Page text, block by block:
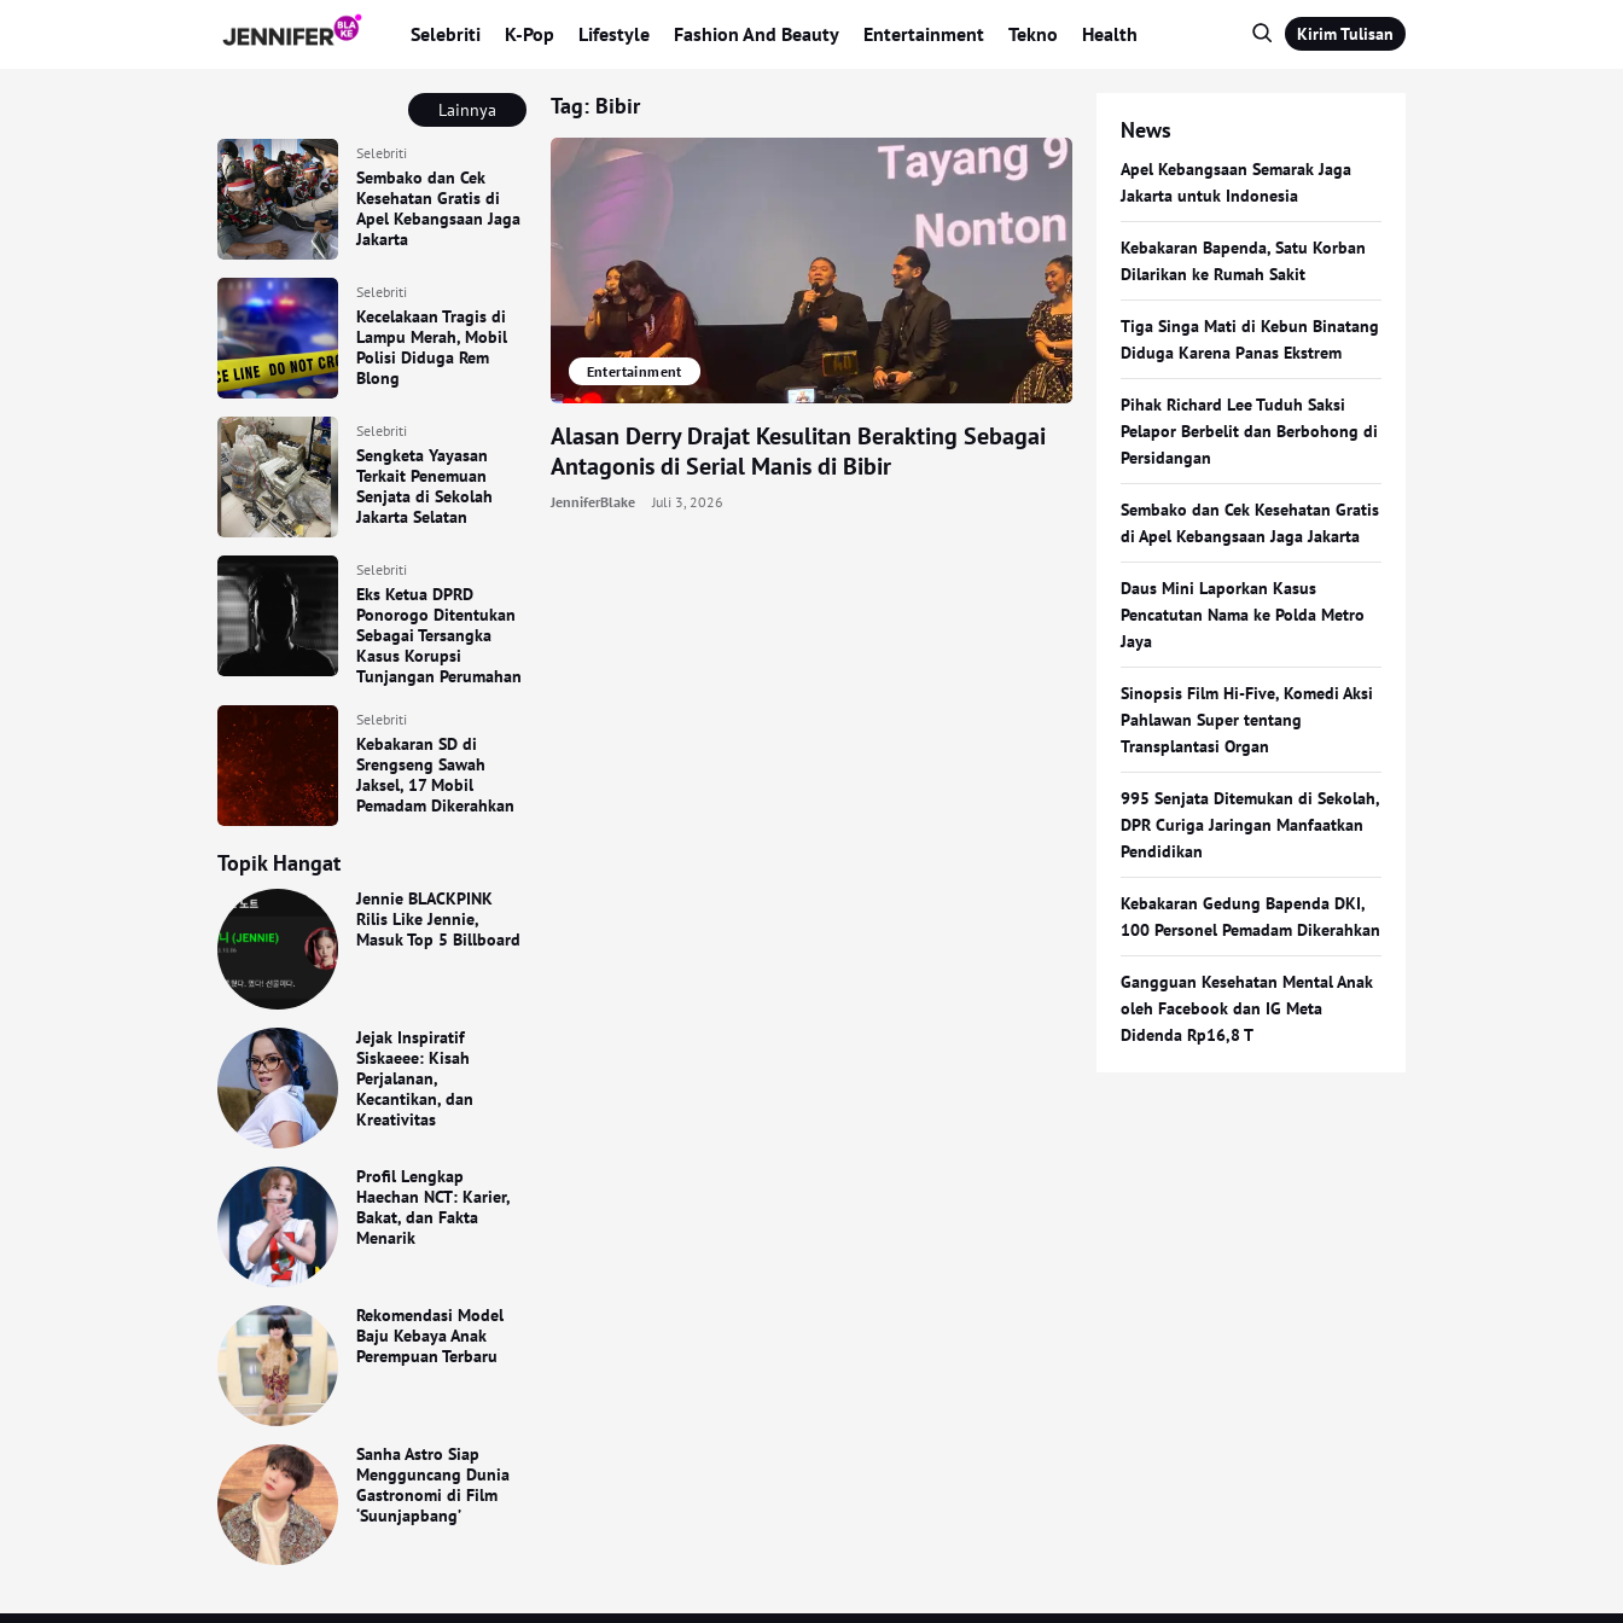
Selebriti K-Pop Lifestyle Fashion And Beauty Entertainment Tekno Health Kirim Tulisan
Lainnya
Selebriti
Sembako dan Cek
Kesehatan Gratis di
Apel Kebangsaan Jaga
Jakarta
Selebriti
Kecelakaan Tragis di
Lampu Merah, Mobil
Polisi Diduga Rem
Blong
Selebriti
Sengketa Yayasan
Terkait Penemuan
Senjata di Sekolah
Jakarta Selatan
Selebriti
Eks Ketua DPRD
Ponorogo Ditentukan
Sebagai Tersangka
Kasus Korupsi
Tunjangan Perumahan
Selebriti
Kebakaran SD di
Srengseng Sawah
Jaksel, 17 Mobil
Pemadam Dikerahkan
Topik Hangat
Jennie BLACKPINK
Rilis Like Jennie,
Masuk Top 5 Billboard
Jejak Inspiratif
Siskaeee: Kisah
Perjalanan,
Kecantikan, dan
Kreativitas
Profil Lengkap
Haechan NCT: Karier,
Bakat, dan Fakta
Menarik
Rekomendasi Model
Baju Kebaya Anak
Perempuan Terbaru
Sanha Astro Siap
Mengguncang Dunia
Gastronomi di Film
‘Suunjapbang’
Tag: Bibir
Entertainment
Alasan Derry Drajat Kesulitan Berakting Sebagai
Antagonis di Serial Manis di Bibir
JenniferBlake Juli 3, 2026
News
Apel Kebangsaan Semarak Jaga
Jakarta untuk Indonesia
Kebakaran Bapenda, Satu Korban
Dilarikan ke Rumah Sakit
Tiga Singa Mati di Kebun Binatang
Diduga Karena Panas Ekstrem
Pihak Richard Lee Tuduh Saksi
Pelapor Berbelit dan Berbohong di
Persidangan
Sembako dan Cek Kesehatan Gratis
di Apel Kebangsaan Jaga Jakarta
Daus Mini Laporkan Kasus
Pencatutan Nama ke Polda Metro
Jaya
Sinopsis Film Hi-Five, Komedi Aksi
Pahlawan Super tentang
Transplantasi Organ
995 Senjata Ditemukan di Sekolah,
DPR Curiga Jaringan Manfaatkan
Pendidikan
Kebakaran Gedung Bapenda DKI,
100 Personel Pemadam Dikerahkan
Gangguan Kesehatan Mental Anak
oleh Facebook dan IG Meta
Didenda Rp16,8 T